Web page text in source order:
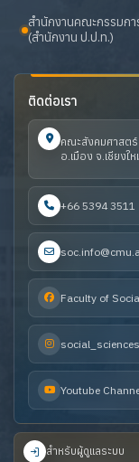
สำนักงานคณะกรรมกา
(สำนักงาน ป.ป.ท.)
ติดต่อเรา
คณะสังคมศาสตร์
อ.เมือง จ.เชียงใ
+66 5394 3511
Faculty of
Youtube
สำหรับผู้ดูแลระบบ